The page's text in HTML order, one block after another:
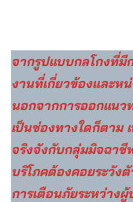
จากรูปแบบกลโกงที่มี
งานที่เกี่ยวข้องและห
นอกจากการออกแนว
เป็นช่องทางใดก็ตาม
จริงจังกับกลุ่มมิจฉาชี
บริโภคต้องคอยระวัง
การเตือนภัยระหว่าง